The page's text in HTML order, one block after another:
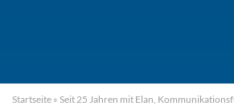
Startseite » Seit 25 Jahren mit Elan,